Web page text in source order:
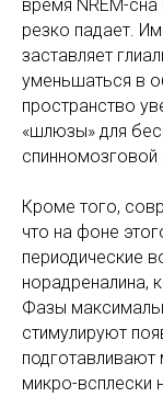
время NREM-
резко падает.
заставляет
уменьшаться в
пространство
«шлюзы» для
Кроме того,
что на фоне
периодические
норадреналина,
Фазы
стимулируют
подготавливают
микро-всплески